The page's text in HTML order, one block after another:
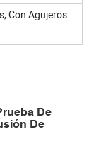
Con Agujeros
De
De